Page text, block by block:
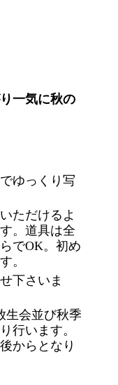
一気に秋の
ゆっくり写
ただけるよ
。道具は全
でOK。初め
。
下さいま
生会並び秋季
行います。
からとなり